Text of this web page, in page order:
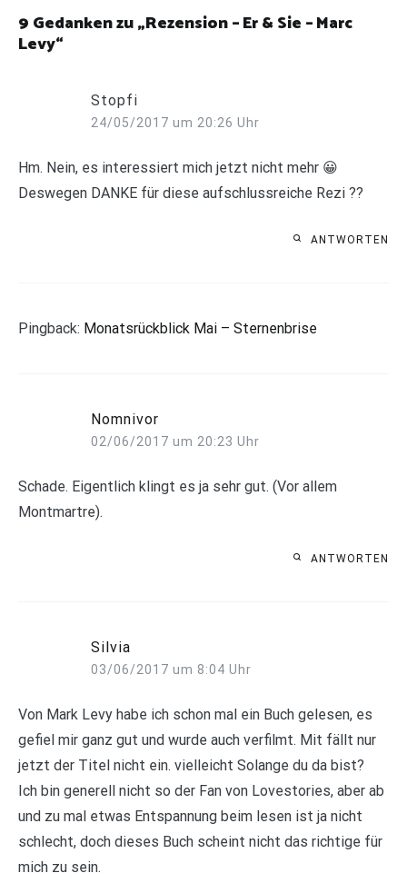
9 Gedanken zu „Rezension – Er & Sie – Marc
Levy“
Stopfi
24/05/2017 um 20:26 Uhr
Hm. Nein, es interessiert mich jetzt nicht mehr 😀
Deswegen DANKE für diese aufschlussreiche Rezi ??
ANTWORTEN
Pingback: Monatsrückblick Mai – Sternenbrise
Nomnivor
02/06/2017 um 20:23 Uhr
Schade. Eigentlich klingt es ja sehr gut. (Vor allem
Montmartre).
ANTWORTEN
Silvia
03/06/2017 um 8:04 Uhr
Von Mark Levy habe ich schon mal ein Buch gelesen, es
gefiel mir ganz gut und wurde auch verfilmt. Mit fällt nur
jetzt der Titel nicht ein. vielleicht Solange du da bist?
Ich bin generell nicht so der Fan von Lovestories, aber ab
und zu mal etwas Entspannung beim lesen ist ja nicht
schlecht, doch dieses Buch scheint nicht das richtige für
mich zu sein.